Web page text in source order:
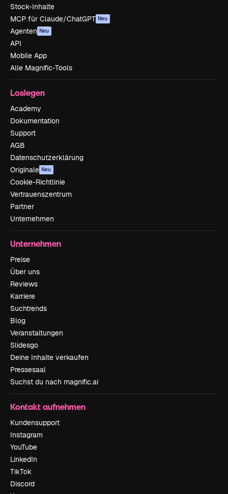
Stock-Inhalte
MCP für Claude/ChatGPT Neu
Agenten Neu
API
Mobile App
Alle Magnific-Tools
Loslegen
Academy
Dokumentation
Support
AGB
Datenschutzerklärung
Originale Neu
Cookie-Richtlinie
Vertrauenszentrum
Partner
Unternehmen
Unternehmen
Preise
Über uns
Reviews
Karriere
Suchtrends
Blog
Veranstaltungen
Slidesgo
Deine Inhalte verkaufen
Pressesaal
Suchst du nach magnific.ai
Kontakt aufnehmen
Kundensupport
Instagram
YouTube
LinkedIn
TikTok
Discord